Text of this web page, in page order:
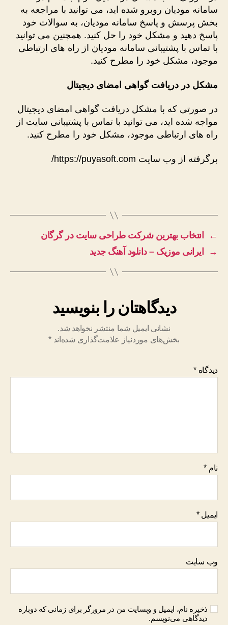
سامانه مودیان روبرو شده اید، می توانید با مراجعه به
بخش پرسش و پاسخ سامانه مودیان، به سوالات خود
پاسخ دهید و مشکل خود را حل کنید. همچنین می توانید
با تماس با پشتیبانی سامانه مودیان از راه های ارتباطی
موجود، مشکل خود را مطرح کنید.
مشکل در دریافت گواهی امضای دیجیتال
در صورتی که با مشکل دریافت گواهی امضای دیجیتال
مواجه شده اید، می توانید با تماس با پشتیبانی سایت از
راه های ارتباطی موجود، مشکل خود را مطرح کنید.
برگرفته از وب سایت https://puyasoft.com/
←
انتخاب بهترین شرکت طراحی سایت در گرگان
→
ایرانی موزیک – دانلود آهنگ جدید
دیدگاهتان را بنویسید
نشانی ایمیل شما منتشر نخواهد شد.
بخش‌های موردنیاز علامت‌گذاری شده‌اند*
دیدگاه*
نام *
ایمیل*
وب‌ سایت
ذخیره نام، ایمیل و وبسایت من در مرورگر برای زمانی که دوباره
دیدگاهی می‌نویسم.